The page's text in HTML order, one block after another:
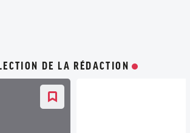
DE LA RÉDACTION